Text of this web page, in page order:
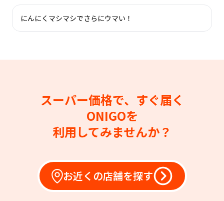
にんにくマシマシでさらにウマい！
スーパー価格で、すぐ届く
ONIGOを
利用してみませんか？
お近くの店舗を探す